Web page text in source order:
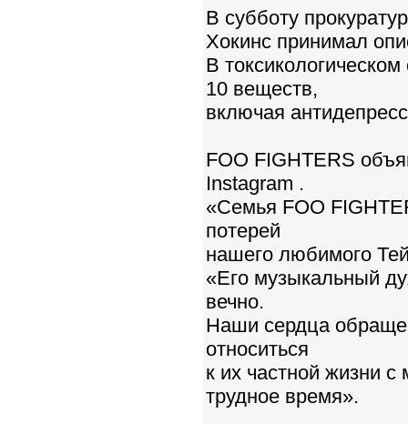
В субботу
Хокинс принимал
В
10 веществ,
включая
FOO FIGHTERS
Instagram .
«Семья FOO
потерей
нашего любимого
«Его музыкальный
вечно.
Наши сердца
относиться
к их частной жизни
трудное время».